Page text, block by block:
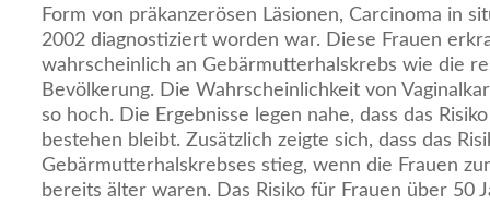
Form von präkanzerösen Läsionen, Carcinoma in
2002 diagnostiziert worden war. Diese Frauen
wahrscheinlich an Gebärmutterhalskrebs wie die
Bevölkerung. Die Wahrscheinlichkeit von
so hoch. Die Ergebnisse legen nahe, dass das
bestehen bleibt. Zusätzlich zeigte sich, dass das
Gebärmutterhalskrebses stieg, wenn die Frauen
bereits älter waren. Das Risiko für Frauen über 50